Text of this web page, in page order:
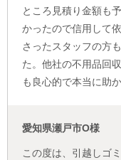
ところ見積り金額も
かったので信用して
さったスタッフの方
た。他社の不用品回
も良心的で本当に助
愛知県瀬戸市O様
この度は、引越しゴ